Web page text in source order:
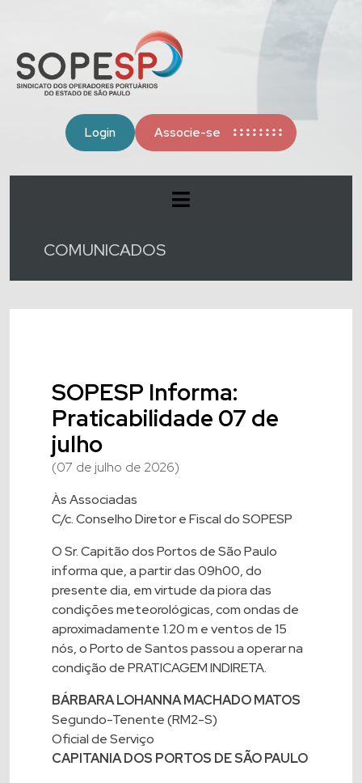
Login Associe-se
COMUNICADOS
SOPESP Informa:
Praticabilidade 07 de
julho
(07 de julho de 2026)
Às Associadas
C/c. Conselho Diretor e Fiscal do SOPESP
O Sr. Capitão dos Portos de São Paulo
informa que, a partir das 09h00, do
presente dia, em virtude da piora das
condições meteorológicas, com ondas de
aproximadamente 1.20 m e ventos de 15
nós, o Porto de Santos passou a operar na
condição de PRATICAGEM INDIRETA.
BÁRBARA LOHANNA MACHADO MATOS
Segundo-Tenente (RM2-S)
Oficial de Serviço
CAPITANIA DOS PORTOS DE SÃO PAULO